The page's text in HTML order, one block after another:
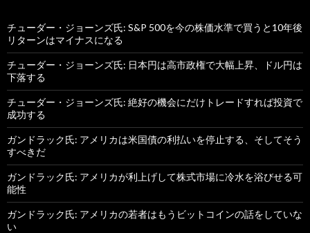
チューダー・ジョーンズ氏: S&P 500を今の株価水準で買うと10年後
リターンはマイナスになる
チューダー・ジョーンズ氏: 日本円は高市政権で大幅上昇、ドル円は
下落する
チューダー・ジョーンズ氏: 絶好の機会にだけトレードすれば投資で
成功する
ガンドラック氏: アメリカは米国債の利払いを停止する、そしてそう
すべきだ
ガンドラック氏: アメリカが利上げして株式市場に冷水を浴びせる可
能性
ガンドラック氏: アメリカの若者はもうビットコインの話をしていな
い